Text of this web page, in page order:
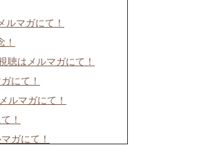
マガにて！
聴はメルマガにて！
にて！
ルマガにて！
！
ガにて！